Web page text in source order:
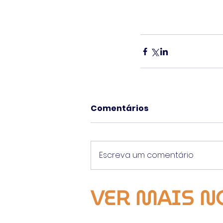
Comentários
Escreva um comentário
VER MAIS